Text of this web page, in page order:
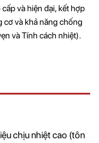
và hiện đại, kết hợp
cơ và khả năng chống
và Tính cách nhiệt).
chịu nhiệt cao (tôn